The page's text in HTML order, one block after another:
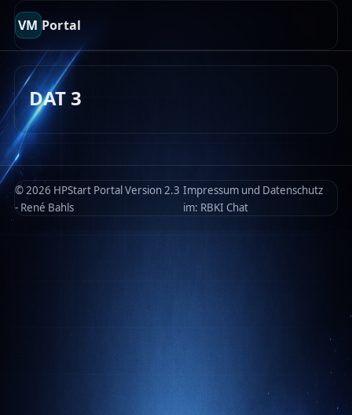
VM Portal
DAT 3
© 2026 HPStart Portal Version 2.3
- René Bahls
Impressum und Datenschutz
im: RBKI Chat